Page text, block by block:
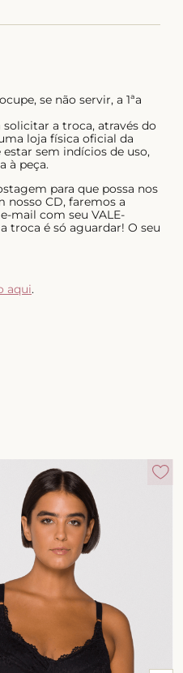
se não servir, a 1ªa
a troca, através do
loja física oficial da
sem indícios de uso,
à peça.
para que possa nos
nosso CD, faremos a
mail com seu VALE-
troca é só aguardar! O seu
aqui.